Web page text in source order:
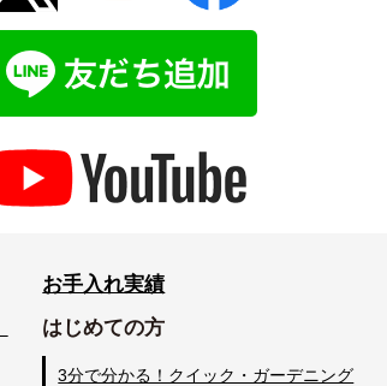
お手入れ実績
はじめての方
3分で分かる！クイック・ガーデニング